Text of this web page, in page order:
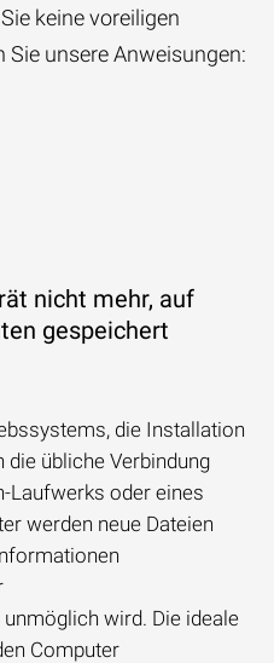
keine voreiligen
unsere Anweisungen:
nicht mehr, auf
gespeichert
die Installation
übliche Verbindung
Laufwerks oder eines
werden neue Dateien
wird. Die ideale
Computer